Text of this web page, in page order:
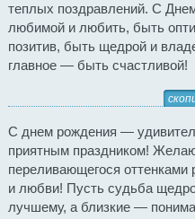
теплых поздравлений. С
любимой и любить, быть
позитив, быть щедрой и
главное — быть счастливой!
С днем рождения —
приятным праздником!
переливающегося оттенками
и любви! Пусть судьба
лучшему, а близкие —